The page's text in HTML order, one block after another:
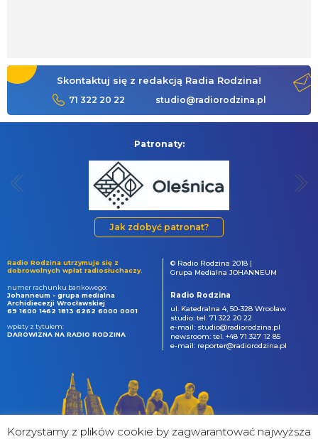
Skontaktuj się z redakcją Radia Rodzina!
71 322 20 22 studio@radiorodzina.pl
Patronaty:
Jak zdobyć patronat?
Radio Rodzina utrzymuje się z
dobrowolnych wpłat radiosłuchaczy.
numer rachunku bankowego:
Johanneum - grupa medialna
Archidiecezji Wrocławskiej
69 1600 1462 1813 6262 6000 0001
wpłaty z tytułem:
DAROWIZNA NA RADIO RODZINA
© Radio Rodzina 2018 |
Grupa Medialna JOHANNEUM
Radio Rodzina
ul. Katedralna 4, 50-328 Wrocław
studio: tel. 71 322 20 22
e-mail: studio@radiorodzina.pl
newsroom: tel. +48 71 327 12 85
e-mail: reporter@radiorodzina.pl
Korzystamy z plików cookie by zagwarantować najwyższa